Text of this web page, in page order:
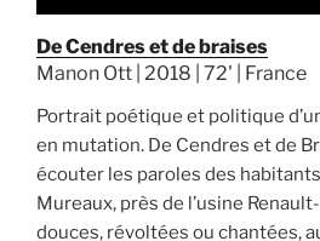
De Cendres et de braises
Manon Ott | 2018 | 72' | France
Portrait poétique et politique
en mutation. De Cendres et de
écouter les paroles des
Mureaux, près de l’usine
douces, révoltées ou chantées,